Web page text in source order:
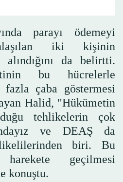
parayı ödemeyi
iki kişinin
alındığını da belirtti.
bu hücrelerle
fazla çaba göstermesi
Halid, "Hükümetin
tehlikelerin çok
ve DEAŞ da
biri. Bu
geçilmesi
konuştu.